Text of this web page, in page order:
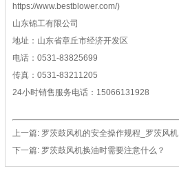
https://www.bestblower.com/)
山东锦工有限公司
地址：山东省章丘市经济开发区
电话：0531-83825699
传真：0531-83211205
24小时销售服务电话：15066131928
上一篇: 罗茨鼓风机的安全操作规程_罗茨风机
下一篇: 罗茨鼓风机换油时需要注意什么？